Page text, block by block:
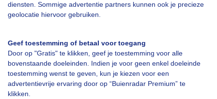
diensten. Sommige advertentie partners kunnen ook je precieze
geolocatie hiervoor gebruiken.
Geef toestemming of betaal voor toegang
Door op "Gratis" te klikken, geef je toestemming voor alle
bovenstaande doeleinden. Indien je voor geen enkel doeleinde
toestemming wenst te geven, kun je kiezen voor een
advertentievrije ervaring door op “Buienradar Premium” te
klikken.
Bedrijfsgegevens
Contact
Toegankelijkheid
Gebruikersvoorwaarden
Adverteren